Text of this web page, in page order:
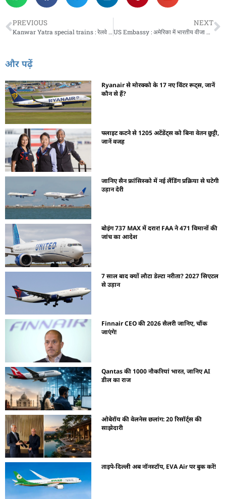
PREVIOUS
Kanwar Yatra special trains : रेलवे का बड़ा फैसला : कांवड़ियों के लिए चलेंगी विशेष ट्रेनें
NEXT
US Embassy : अमेरिका में भारतीय वीजा धारकों पर सख्ती: नियम तोड़ने पर होगा वीजा रद्द
और पढ़ें
Ryanair से मोरक्को के 17 नए विंटर रूट्स, जानें
कौन से हैं?
फ्लाइट कटने से 1205 अटेंडेंट्स को बिना वेतन छुट्टी,
जानें वजह
जानिए सैन फ्रांसिस्को में नई लैंडिंग प्रक्रिया से घटेगी
उड़ान देरी
बोइंग 737 MAX में दरार! FAA ने 471 विमानों की
जांच का आदेश
7 साल बाद क्यों लौटा डेल्टा नरीता? 2027 सिएटल
से उड़ान
Finnair CEO की 2026 सैलरी जानिए, चौंक
जाएंगे!
Qantas की 1000 नौकरियां भारत, जानिए AI
डील का राज
ओबेरॉय की वेलनेस छलांग: 20 रिसॉर्ट्स की
साझेदारी
ताइपे-दिल्ली अब नॉनस्टॉप, EVA Air पर बुक करें!